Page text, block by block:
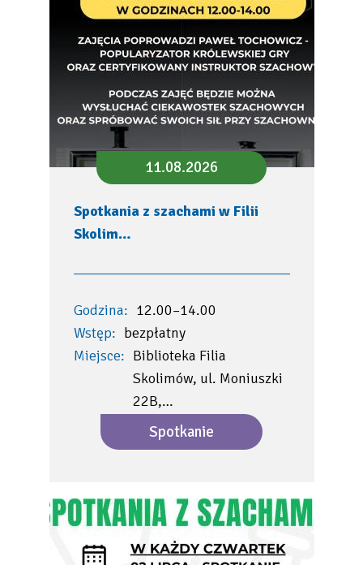
11.08.2026
Spotkania z szachami w Filii
Skolim…
Godzina: 12.00–14.00
Wstęp: bezpłatny
Miejsce: Biblioteka Filia
Skolimów, ul. Moniuszki
22B,…
Spotkanie